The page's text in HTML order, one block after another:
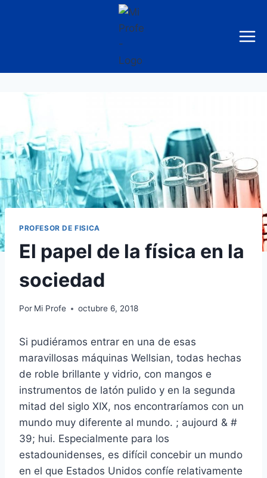
PROFESOR DE FISICA
El papel de la física en la
sociedad
Por Mi Profe octubre 6, 2018
Si pudiéramos entrar en una de esas
maravillosas máquinas Wellsian, todas hechas
de roble brillante y vidrio, con mangos e
instrumentos de latón pulido y en la segunda
mitad del siglo XIX, nos encontraríamos con un
mundo muy diferente al mundo. ; aujourd & #
39; hui. Especialmente para los
estadounidenses, es difícil concebir un mundo
en el que Estados Unidos confíe relativamente